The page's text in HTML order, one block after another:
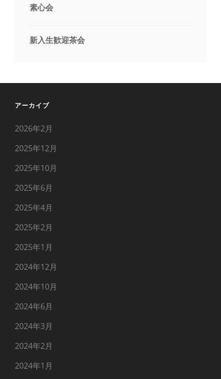
素心会
新入生歓迎茶会
アーカイブ
2026年2月
2025年12月
2025年10月
2025年6月
2025年4月
2025年2月
2025年1月
2024年12月
2024年10月
2024年6月
2024年3月
2024年2月
2024年1月